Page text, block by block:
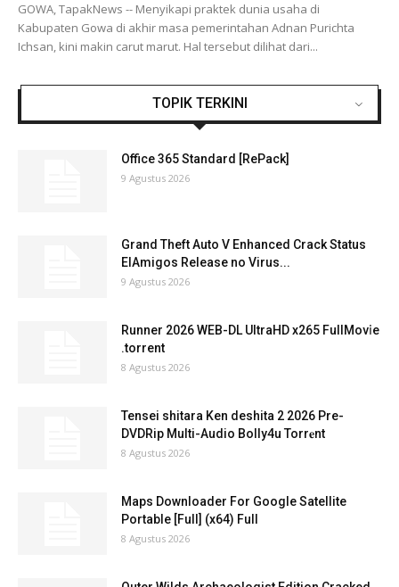
GOWA, TapakNews -- Menyikapi praktek dunia usaha di
Kabupaten Gowa di akhir masa pemerintahan Adnan Purichta
Ichsan, kini makin carut marut. Hal tersebut dilihat dari...
TOPIK TERKINI
Office 365 Standard [RePаck]
9 Agustus 2026
Grand Theft Auto V Enhanced Crack Status
ElAmigos Release no Virus...
9 Agustus 2026
Runner 2026 WEB-DL UltraHD x265 FullMov𝗂e
.torrent
8 Agustus 2026
Tensei shitara Ken deshita 2 2026 Pre-
DVDRip Multi-Audio Bolly4u Torr𝐞nt
8 Agustus 2026
Maps Downloader For Google Satellite
Portable [Full] (x64) Full
8 Agustus 2026